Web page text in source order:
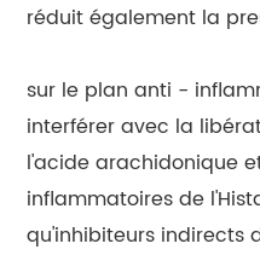
réduit également la
sur le plan anti -
interférer avec la
l'acide arachidonique
inflammatoires de
qu'inhibiteurs indirects